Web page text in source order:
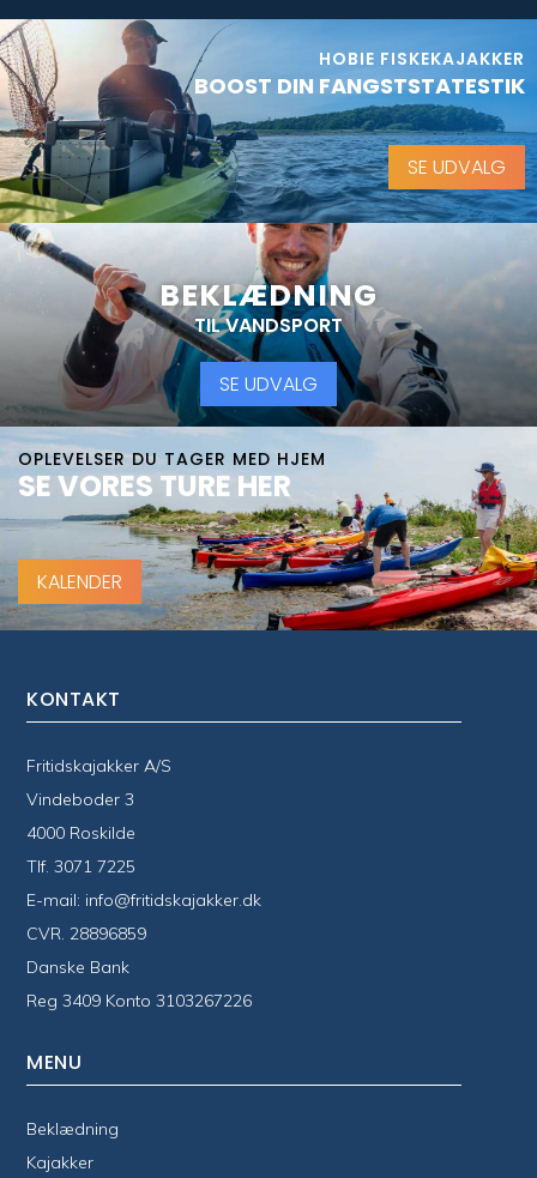
HOBIE FISKEKAJAKKER
BOOST DIN FANGSTSTATESTIK
SE UDVALG
BEKLÆDNING
TIL VANDSPORT
SE UDVALG
OPLEVELSER DU TAGER MED HJEM
SE VORES TURE HER
KALENDER
KONTAKT
Fritidskajakker A/S
Vindeboder 3
4000 Roskilde
Tlf.3071 7225
E-mail: info@fritidskajakker.dk
CVR. 28896859
Danske Bank
Reg 3409 Konto 3103267226
MENU
Beklædning
Kajakker